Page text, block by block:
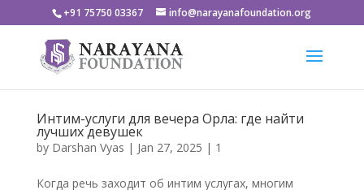
+91 75750 03367 info@narayanafoundation.org
Интим-услуги для вечера Орла: где найти
лучших девушек
by Darshan Vyas | Jan 27, 2025 | 1
Когда речь заходит об интим услугах, многим